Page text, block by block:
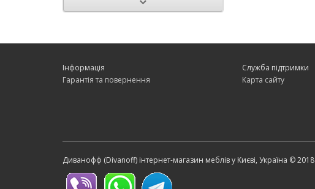
Інформація
Гарантія та повернення
Служба підтримки
Карта сайту
Диванофф (Divanoff) інтернет-магазин меблів у Києві, Україна © 2018